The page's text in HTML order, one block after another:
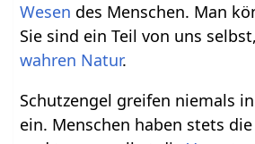
Wesen des Menschen. Man
Sie sind ein Teil von uns
wahren Natur.
Schutzengel greifen niemals
ein. Menschen haben stets